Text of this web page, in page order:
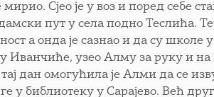
Сјео је у воз и поред себе
пут у села подно Теслића.
а онда је сазнао и да су
Иванчиће, узео Алму за руку и на
тај дан омогућила је Алми да се
у библиотеку у Сарајево. Већ